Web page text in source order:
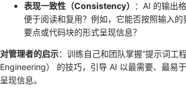
表现一致性（Consistency）
：AI 的输出
便于阅读和复用？例如，它能否按照输入的
要点或代码块的形式呈现信息？
对管理者的启示：训练自己和团队掌握“提示词工
Engineering） 的技巧，引导 AI 以最需要、最易
呈现信息。